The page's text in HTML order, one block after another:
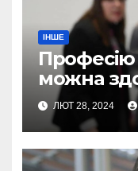
ІНШЕ
можна
ЛЮТ 28, 2024